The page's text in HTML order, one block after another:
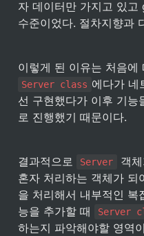
자 데이터만 가지고 있
수준이었다. 절차지향과
Server class 에다가 네
선 구현했다가 이후 기능
로 진행했기 때문이다.
결과적으로 Server
객
혼자 처리하는 객체가 되
을 처리해서 내부적인 복
능을 추가할 때
Server
하는지 파악해야할 영역